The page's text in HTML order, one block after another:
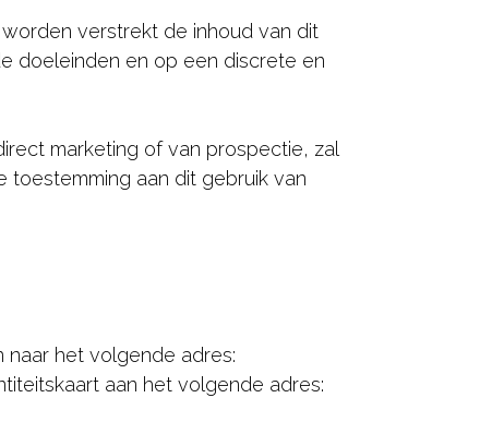
verstrekt de inhoud van dit
doeleinden en op een discrete en
marketing of van prospectie, zal
toestemming aan dit gebruik van
naar het volgende adres:
aan het volgende adres: